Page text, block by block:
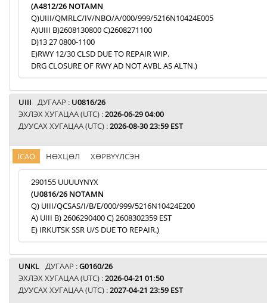
(A4812/26 NOTAMN
Q)UIII/QMRLC/IV/NBO/A/000/999/5216N10424E005
A)UIII B)2608130800 C)2608271100
D)13 27 0800-1100
E)RWY 12/30 CLSD DUE TO REPAIR WIP.
DRG CLOSURE OF RWY AD NOT AVBL AS ALTN.)
UIII ДУГААР : U0816/26
ЭХЛЭХ ХУГАЦАА (UTC) :2026-06-29 04:00
ДУУСАХ ХУГАЦАА (UTC) :2026-08-30 23:59 EST
ICAO НӨХЦӨЛ ХӨРВҮҮЛСЭН
290155 UUUUYNYX
(U0816/26 NOTAMN
Q) UIII/QCSAS/I/B/E/000/999/5216N10424E200
A) UIII B) 2606290400 C) 2608302359 EST
E) IRKUTSK SSR U/S DUE TO REPAIR.)
UNKL ДУГААР :G0160/26
ЭХЛЭХ ХУГАЦАА (UTC) :2026-04-21 01:50
ДУУСАХ ХУГАЦАА (UTC) :2027-04-21 23:59 EST